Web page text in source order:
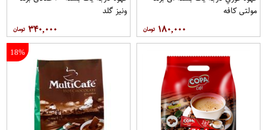
مولتي کافه
۱۸۰,۰۰۰
ونيز گلد
۳۴۰,۰۰۰
18%